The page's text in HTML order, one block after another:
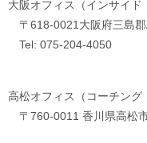
大阪オフィス（インサイド
〒618-0021大阪府三島郡
Tel: 075-204-4050
高松オフィス（コーチング
〒760-0011 香川県高松